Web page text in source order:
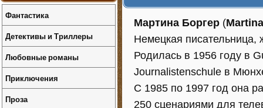
Мартина Боргер (
Немецкая писательница,
Родилась в 1956 году в
Journalistenschule в
С 1985 по 1997 год она
250 сценариями для
Фантастика
Детективы и Триллеры
Любовные романы
Приключения
Проза